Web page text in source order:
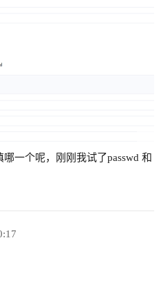
一个呢，刚刚我试了passwd 和